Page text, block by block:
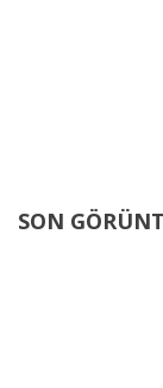
SON